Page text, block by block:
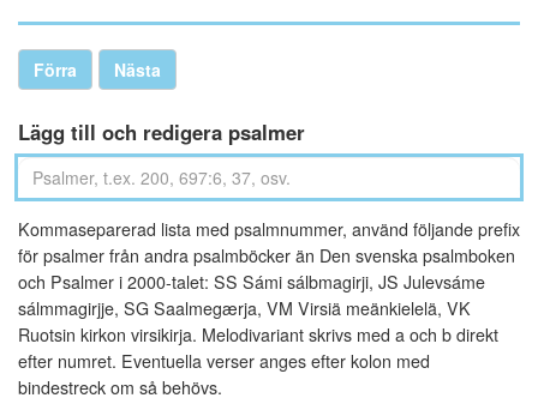
Förra Nästa
Lägg till och redigera psalmer
Kommaseparerad lista med psalmnummer, använd följande prefix
för psalmer från andra psalmböcker än Den svenska psalmboken
och Psalmer i 2000-talet: SS Sámi sálbmagirji, JS Julevsáme
sálmmagirjje, SG Saalmegærja, VM Virsiä meänkielelä, VK
Ruotsin kirkon virsikirja. Melodivariant skrivs med a och b direkt
efter numret. Eventuella verser anges efter kolon med
bindestreck om så behövs.